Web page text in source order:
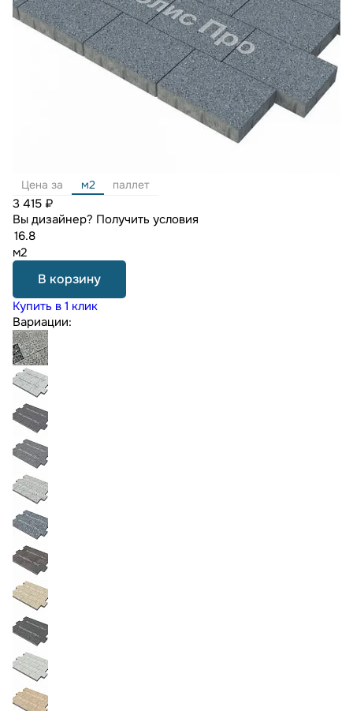
Цена за м2 паллет
3 415 ₽
Вы дизайнер? Получить условия
м2
В корзину
Купить в 1 клик
Вариации: